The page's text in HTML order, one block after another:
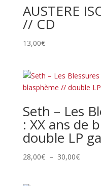
AUSTERE
// CD
13,00€
Seth – Les
: XX ans de
double LP
28,00€ – 30,00€Plage